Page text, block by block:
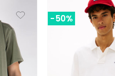
-50%